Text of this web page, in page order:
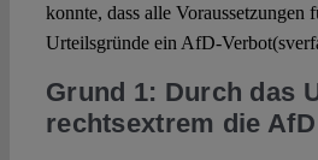
konnte, dass alle
Urteilsgründe ein AfD-
Grund 1: Durch das
rechtsextrem die